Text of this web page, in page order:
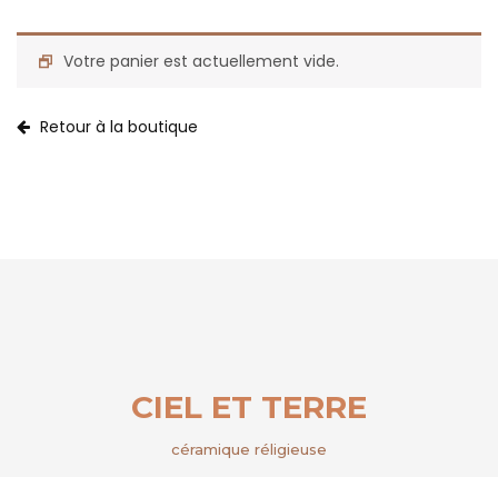
Votre panier est actuellement vide.
Retour à la boutique
CIEL ET TERRE
céramique réligieuse